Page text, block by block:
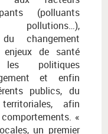
(polluants
pollutions…),
changement
enjeux de santé
les politiques
et enfin
publics, du
afin
comportements. «
un premier